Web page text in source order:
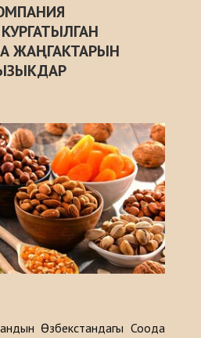
ЖАҢГАКТАРЫН
Өзбекстандагы Соода